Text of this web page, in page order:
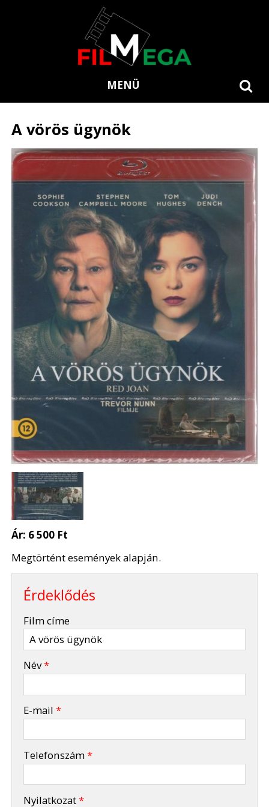
MENÜ
A vörös ügynök
Ár: 6 500 Ft
Megtörtént események alapján.
Érdeklődés
Film címe
Név*
E-mail*
Telefonszám*
Nyilatkozat*